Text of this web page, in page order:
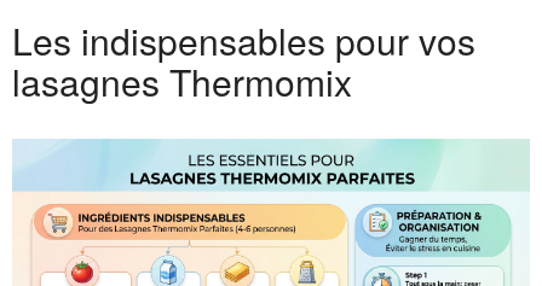
Les indispensables pour vos
lasagnes Thermomix